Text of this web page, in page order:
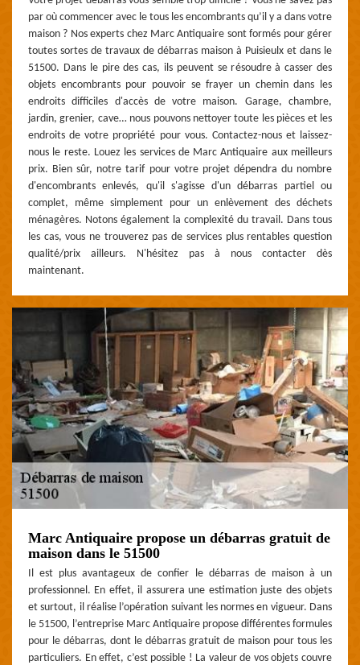
par où commencer avec le tous les encombrants qu’il y a dans votre
maison ? Nos experts chez Marc Antiquaire sont formés pour gérer
toutes sortes de travaux de débarras maison à Puisieulx et dans le
51500. Dans le pire des cas, ils peuvent se résoudre à casser des
objets encombrants pour pouvoir se frayer un chemin dans les
endroits difficiles d'accès de votre maison. Garage, chambre,
jardin, grenier, cave… nous pouvons nettoyer toute les pièces et les
endroits de votre propriété pour vous. Contactez-nous et laissez-
nous le reste. Louez les services de Marc Antiquaire aux meilleurs
prix. Bien sûr, notre tarif pour votre projet dépendra du nombre
d'encombrants enlevés, qu'il s'agisse d'un débarras partiel ou
complet, même simplement pour un enlèvement des déchets
ménagères. Notons également la complexité du travail. Dans tous
les cas, vous ne trouverez pas de services plus rentables question
qualité/prix ailleurs. N'hésitez pas à nous contacter dès
maintenant.
Marc Antiquaire propose un débarras gratuit de
maison dans le 51500
Il est plus avantageux de confier le débarras de maison à un
professionnel. En effet, il assurera une estimation juste des objets
et surtout, il réalise l’opération suivant les normes en vigueur. Dans
le 51500, l’entreprise Marc Antiquaire propose différentes formules
pour le débarras, dont le débarras gratuit de maison pour tous les
particuliers. En effet, c’est possible ! La valeur de vos objets couvre